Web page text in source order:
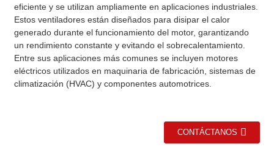
eficiente y se utilizan ampliamente en aplicaciones industriales.
Estos ventiladores están diseñados para disipar el calor
generado durante el funcionamiento del motor, garantizando
un rendimiento constante y evitando el sobrecalentamiento.
Entre sus aplicaciones más comunes se incluyen motores
eléctricos utilizados en maquinaria de fabricación, sistemas de
climatización (HVAC) y componentes automotrices.
CONTÁCTANOS